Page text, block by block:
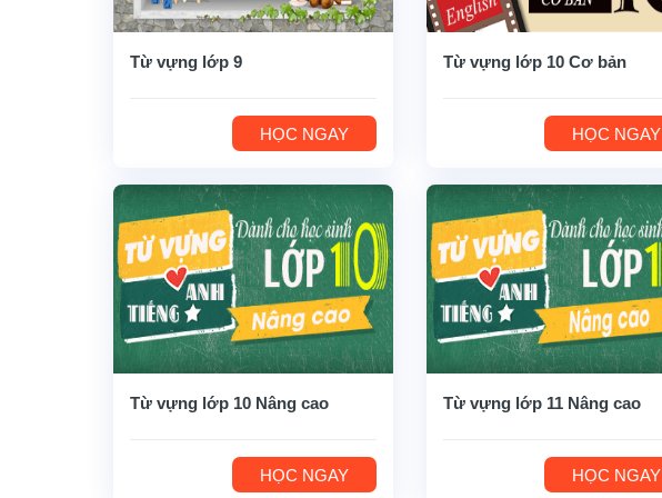
Từ vựng lớp 9
HỌC NGAY
Từ vựng lớp 10 Cơ bản
HỌC NGAY
Từ vựng lớp 10 Nâng cao
HỌC NGAY
Từ vựng lớp 11 Nâng cao
HỌC NGAY